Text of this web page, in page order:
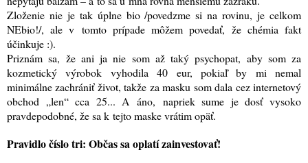
Zloženie nie je tak úplne bio /povedzme si na rovinu, je celkom
NEbio!/, ale v tomto prípade môžem povedať, že chémia fakt
účinkuje :).
Priznám sa, že ani ja nie som až taký psychopat, aby som za
kozmetický výrobok vyhodila 40 eur, pokiaľ by mi nemal
minimálne zachrániť život, takže za masku som dala cez internetový
obchod „len“ cca 25... A áno, napriek sume je dosť vysoko
pravdepodobné, že sa k tejto maske vrátim opäť.
Pravidlo číslo tri: Občas sa oplatí zainvestovať!